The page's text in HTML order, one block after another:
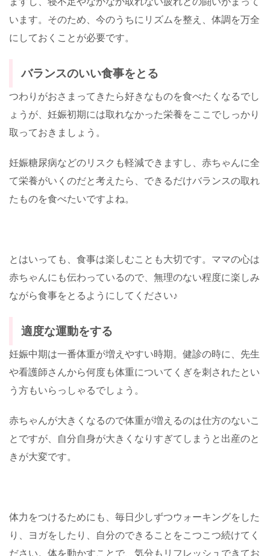
います。そのため、今のうちにリズムを整え、体調を万全
にしておくことが必要です。
バランスのいい食事をとる
つわりがおさまってきたら好きなものを食べたくなるでし
ょうが、妊娠初期には取れなかった栄養をここでしっかり
取っておきましょう。
妊娠糖尿病などのリスクも軽減できますし、赤ちゃんに全
て栄養がいくのだと考えたら、できるだけバランスの取れ
たものを食べたいですよね。
とはいっても、食事は楽しむことも大切です。ママの心は
赤ちゃんにも伝わっているので、無理のない程度に楽しみ
ながら食事をとるようにしてください♪
適度な運動をする
妊娠中期は一番体重が増えやすい時期。健診の時に、先生
や看護師さんから何度も体重についてくぎを刺されたとい
う方もいらっしゃるでしょう。
赤ちゃんが大きくなるので体重が増えるのは仕方のないこ
とですが、自分自身が大きくなりすぎてしまうと出産のと
きが大変です。
体力をつけるためにも、毎日少しずつウォーキングをした
り、ヨガをしたり、自分のできることをこつこつ続けてく
ださい。体を動かすことで、気分もリフレッシュできてお